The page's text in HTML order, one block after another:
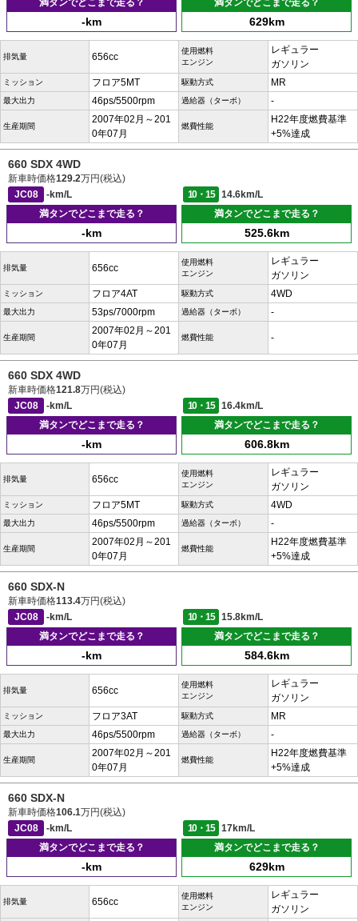
満タンでどこまで走る？
-km
満タンでどこまで走る？
629km
排気量 656cc
使用燃料
エンジン
レギュラー
ガソリン
ミッション フロア5MT 駆動方式 MR
最大出力 46ps/5500rpm 過給器（ターボ） -
生産期間
2007年02月～201
0年07月
燃費性能
H22年度燃費基準
+5%達成
660 SDX 4WD
新車時価格129.2万円(税込)
JC08
-km/L 10・15
14.6km/L
満タンでどこまで走る？
-km
満タンでどこまで走る？
525.6km
排気量 656cc
使用燃料
エンジン
レギュラー
ガソリン
ミッション フロア4AT 駆動方式 4WD
最大出力 53ps/7000rpm 過給器（ターボ） -
生産期間
2007年02月～201
0年07月
燃費性能 -
660 SDX 4WD
新車時価格121.8万円(税込)
JC08
-km/L 10・15
16.4km/L
満タンでどこまで走る？
-km
満タンでどこまで走る？
606.8km
排気量 656cc
使用燃料
エンジン
レギュラー
ガソリン
ミッション フロア5MT 駆動方式 4WD
最大出力 46ps/5500rpm 過給器（ターボ） -
生産期間
2007年02月～201
0年07月
燃費性能
H22年度燃費基準
+5%達成
660 SDX-N
新車時価格113.4万円(税込)
JC08
-km/L 10・15
15.8km/L
満タンでどこまで走る？
-km
満タンでどこまで走る？
584.6km
排気量 656cc
使用燃料
エンジン
レギュラー
ガソリン
ミッション フロア3AT 駆動方式 MR
最大出力 46ps/5500rpm 過給器（ターボ） -
生産期間
2007年02月～201
0年07月
燃費性能
H22年度燃費基準
+5%達成
660 SDX-N
新車時価格106.1万円(税込)
JC08
-km/L 10・15
17km/L
満タンでどこまで走る？
-km
満タンでどこまで走る？
629km
排気量 656cc
使用燃料
エンジン
レギュラー
ガソリン